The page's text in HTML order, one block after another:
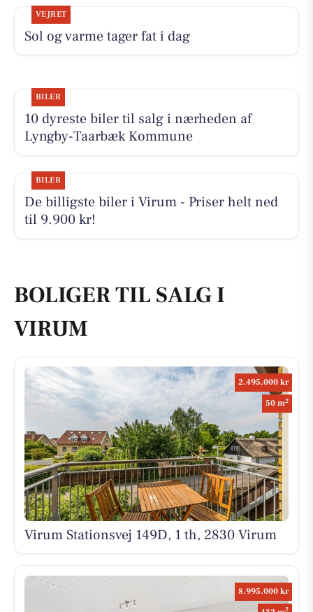
VEJRET
Sol og varme tager fat i dag
BILER
10 dyreste biler til salg i nærheden af
Lyngby-Taarbæk Kommune
BILER
De billigste biler i Virum - Priser helt ned
til 9.900 kr!
BOLIGER TIL SALG I
VIRUM
2.495.000 kr
50 m2
Virum Stationsvej 149D, 1 th, 2830 Virum
8.995.000 kr
2